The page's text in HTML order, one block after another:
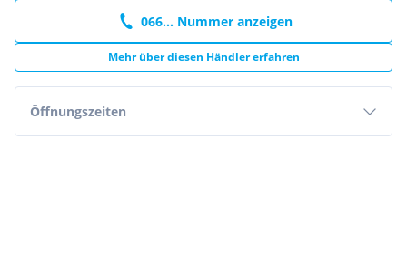
066... Nummer anzeigen
Mehr über diesen Händler erfahren
Öffnungszeiten